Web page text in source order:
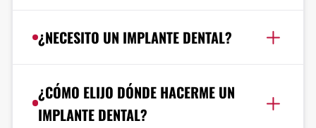
¿NECESITO UN IMPLANTE DENTAL?
¿CÓMO ELIJO DÓNDE HACERME UN
IMPLANTE DENTAL?